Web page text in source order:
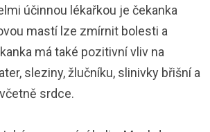
účinnou lékařkou je čekanka
mastí lze zmírnit bolesti a
má také pozitivní vliv na
sleziny, žlučníku, slinivky břišní a
srdce.